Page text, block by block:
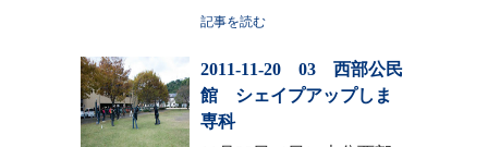
記事を読む
2011-11-20 03 西部公民
館 シェイプアップしま
専科